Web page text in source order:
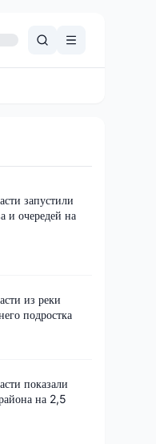
запустили
и очередей на
из реки
подростка
показали
на 2,5